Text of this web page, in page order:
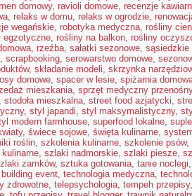
domowy, ravioli domowe, recenzje
, relaks w domu, relaks w ogrodzie,
wegańskie, robotyka medyczna, rośliny
egzotyczne, rośliny na balkon, rośliny
, rzeźba, sałatki sezonowe, sąsiedzkie
, scrapbooking, serowarstwo domowe,
, składanie modeli, skrzynka
domowe, spacer w lesie, spiżarnia
mieszkania, sprzęt medyczny przenośny
, stodoła mieszkalna, street food azjatycki,
, styl japandi, styl maksymalistyczny,
modern farmhouse, superfood lokalne,
, świece sojowe, święta kulinarne,
roślin, szkolenia kulinarne, szkolenie psów,
, szlaki nadmorskie, szlaki piesze,
zamków, sztuka gotowania, tanie noclegi
event, technologia medyczna,
zdrowotne, telepsychologia, tempeh przepisy